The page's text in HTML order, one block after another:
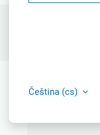
Čeština ‎(cs)‎